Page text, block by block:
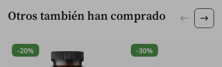
Otros también han comprado
-20% -30%